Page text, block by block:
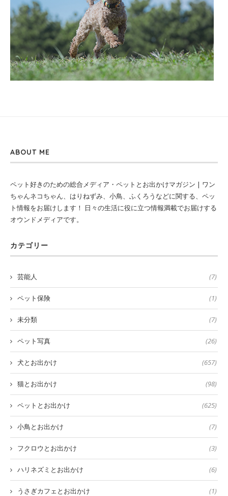
ABOUT ME
ペット好きのための総合メディア・ペットとお出かけマガジン | ワン
ちゃんネコちゃん、はりねずみ、小鳥、ふくろうなどに関する、ペッ
ト情報をお届けします！ 日々の生活に役に立つ情報満載でお届けする
オウンドメディアです。
カテゴリー
芸能人 (7)
ペット保険 (1)
未分類 (7)
ペット写真 (26)
犬とお出かけ (657)
猫とお出かけ (98)
ペットとお出かけ (625)
小鳥とお出かけ (7)
フクロウとお出かけ (3)
ハリネズミとお出かけ (6)
うさぎカフェとお出かけ (1)